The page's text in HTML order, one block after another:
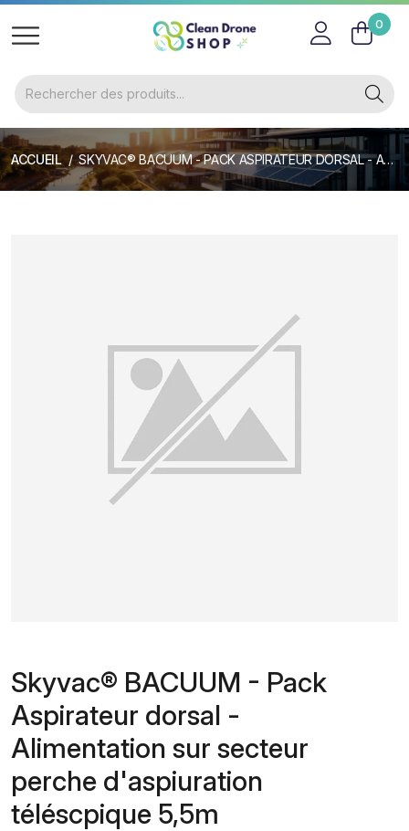
0
ACCUEIL SKYVAC® BACUUM - PACK ASPIRATEUR DORSAL - ALIMENTATION SUR SECTEUR PERCHE D'ASPIURATION TÉLÉSCPIQUE 5,5M
Skyvac® BACUUM - Pack
Aspirateur dorsal -
Alimentation sur secteur
perche d'aspiuration
téléscpique 5,5m